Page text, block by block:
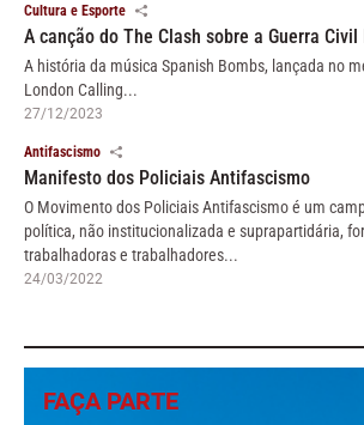
Cultura e Esporte
A canção do The Clash sobre a Guerra Civil
A história da música Spanish Bombs, lançada no
London Calling...
27/12/2023
Antifascismo
Manifesto dos Policiais Antifascismo
O Movimento dos Policiais Antifascismo é um
política, não institucionalizada e suprapartidária,
trabalhadoras e trabalhadores...
24/03/2022
FAÇA PARTE